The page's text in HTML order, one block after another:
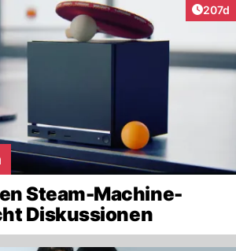
207d
Steam-Machine-
Diskussionen